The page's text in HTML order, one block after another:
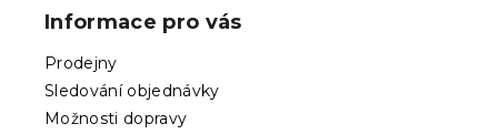
Informace pro vás
Prodejny
Sledování objednávky
Možnosti dopravy